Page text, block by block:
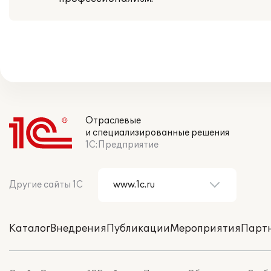
Отраслевые
и специализированные решения
1С:Предприятие
Другие сайты 1С
КаталогВнедренияПубликацииМероприятия